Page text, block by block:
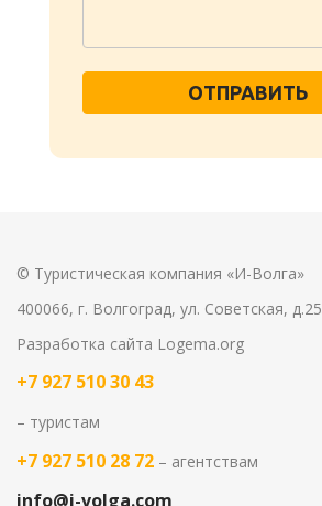
ОТПРАВИТЬ
© Туристическая компания «И-Волга»
400066, г. Волгоград, ул. Советская, д.25
Разработка сайта Logema.org
+7 927 510 30 43
– туристам
+7 927 510 28 72 – агентствам
info@i-volga.com